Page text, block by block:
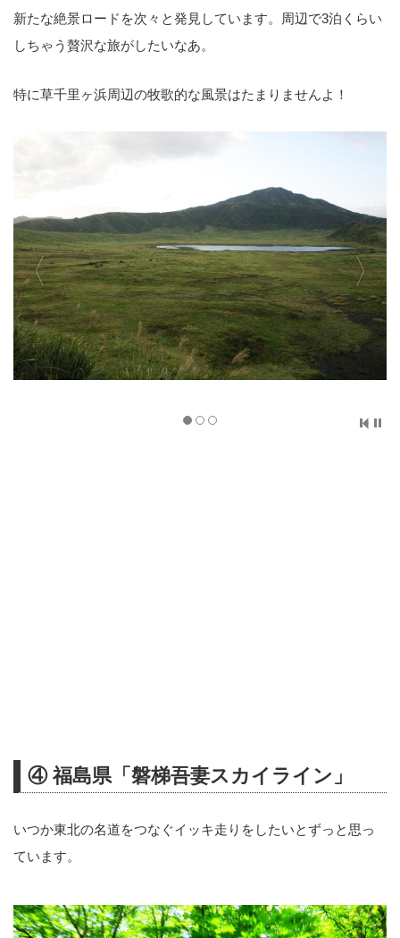
新たな絶景ロードを次々と発見しています。周辺で3泊くらい
しちゃう贅沢な旅がしたいなあ。
特に草千里ヶ浜周辺の牧歌的な風景はたまりませんよ！
④ 福島県「磐梯吾妻スカイライン」
いつか東北の名道をつなぐイッキ走りをしたいとずっと思っ
ています。